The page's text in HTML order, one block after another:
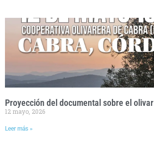
Proyección del documental sobre el olivar
12 mayo, 2026
Leer más »